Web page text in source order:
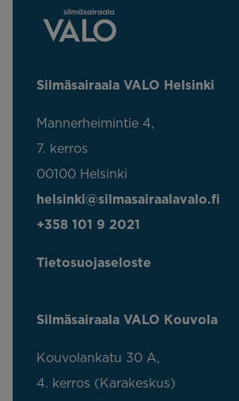
Silmäsairaala VALO Helsinki
Mannerheimintie 4,
7. kerros
00100 Helsinki
helsinki@silmasairaalavalo.fi
+358 101 9 2021
Tietosuojaseloste
Silmäsairaala VALO Kouvola
Kouvolankatu 30 A,
4. kerros (Karakeskus)